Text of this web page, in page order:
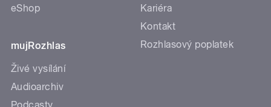
eShop
mujRozhlas
Živé vysílání
Audioarchiv
Kariéra
Kontakt
Rozhlasový poplatek